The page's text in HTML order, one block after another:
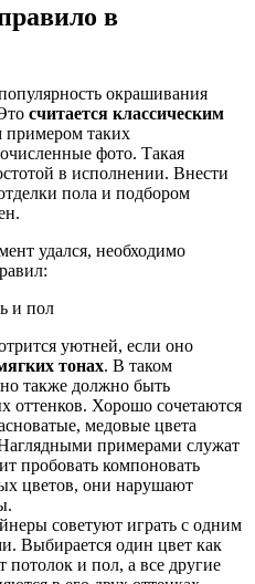
в
окрашивания
считается классическим
примером таких
фото. Такая
в исполнении. Внести
пола и подбором
удался, необходимо
уютней, если оно
тонах. В таком
также должно быть
оттенков. Хорошо сочетаются
медовые цвета
примерами служат
пробовать компоновать
цветов, они нарушают
советуют играть с одним
Выбирается один цвет как
и пол, а все другие